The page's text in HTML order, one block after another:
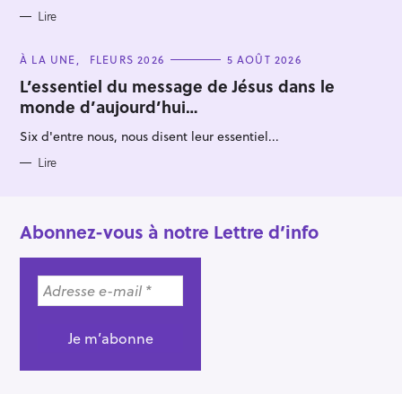
Lire
C
T
E
G
O
R
I
S
À LA UNE FLEURS 2026 5 AOÛT 2026
L’essentiel du message de Jésus dans le
monde d’aujourd’hui…
Six d'entre nous, nous disent leur essentiel...
Lire
Abonnez-vous à notre Lettre d’info